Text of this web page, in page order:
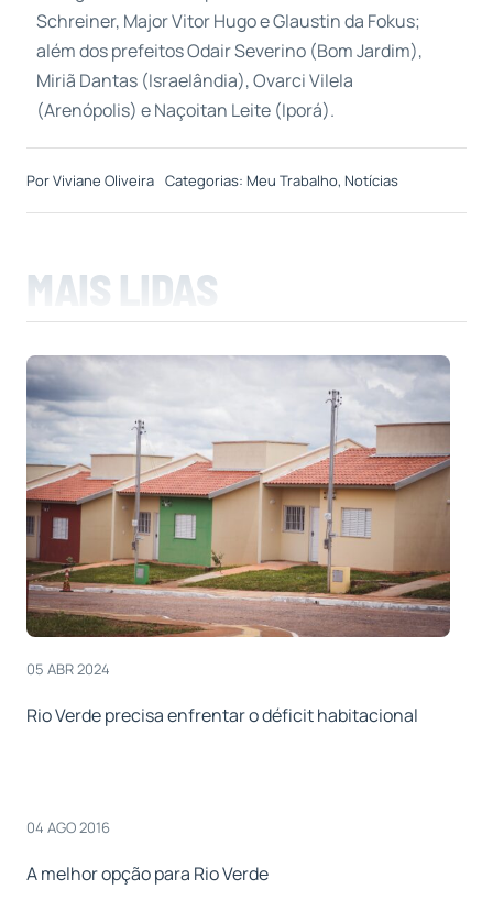
Schreiner, Major Vitor Hugo e Glaustin da Fokus;
além dos prefeitos Odair Severino (Bom Jardim),
Miriã Dantas (Israelândia), Ovarci Vilela
(Arenópolis) e Naçoitan Leite (Iporá).
PorViviane Oliveira Categorias: Meu Trabalho, Notícias
MAIS LIDAS
05 ABR 2024
Rio Verde precisa enfrentar o déficit habitacional
04 AGO 2016
A melhor opção para Rio Verde